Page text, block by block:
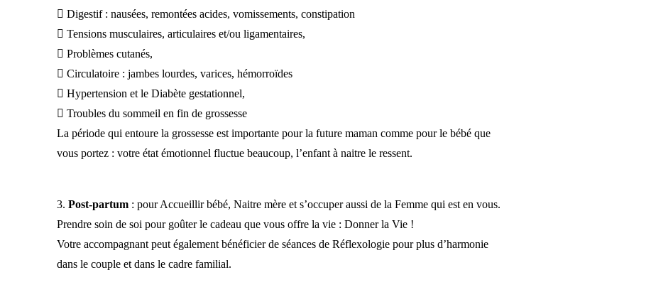
 Digestif : nausées, remontées acides, vomissements, constipation
 Tensions musculaires, articulaires et/ou ligamentaires,
 Problèmes cutanés,
 Circulatoire : jambes lourdes, varices, hémorroïdes
 Hypertension et le Diabète gestationnel,
 Troubles du sommeil en fin de grossesse
La période qui entoure la grossesse est importante pour la future maman comme pour le bébé que
vous portez : votre état émotionnel fluctue beaucoup, l’enfant à naitre le ressent.
3.Post-partum : pour Accueillir bébé, Naitre mère et s’occuper aussi de la Femme qui est en vous.
Prendre soin de soi pour goûter le cadeau que vous offre la vie : Donner la Vie !
Votre accompagnant peut également bénéficier de séances de Réflexologie pour plus d’harmonie
dans le couple et dans le cadre familial.